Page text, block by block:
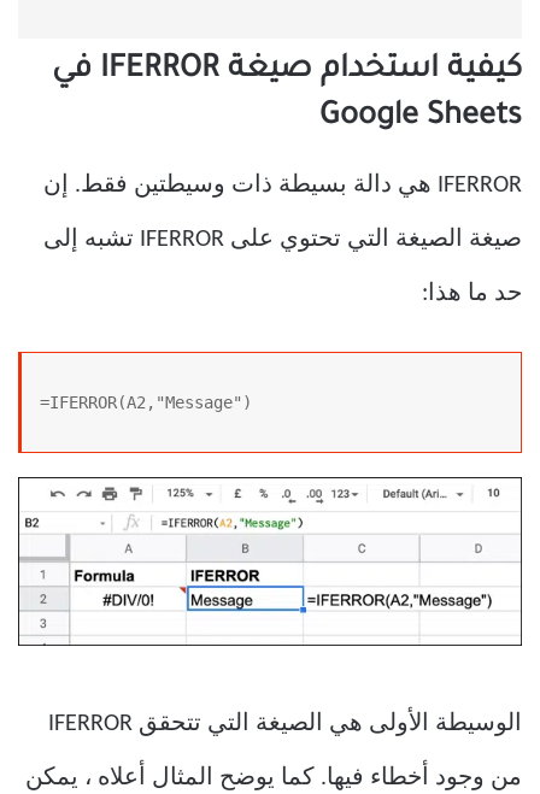
كيفية استخدام صيغة IFERROR في
Google Sheets
IFERROR هي دالة بسيطة ذات وسيطتين فقط. إن
صيغة الصيغة التي تحتوي على IFERROR تشبه إلى
حد ما هذا:
=IFERROR(A2,"Message")
الوسيطة الأولى هي الصيغة التي تتحقق IFERROR
من وجود أخطاء فيها. كما يوضح المثال أعلاه ، يمكن